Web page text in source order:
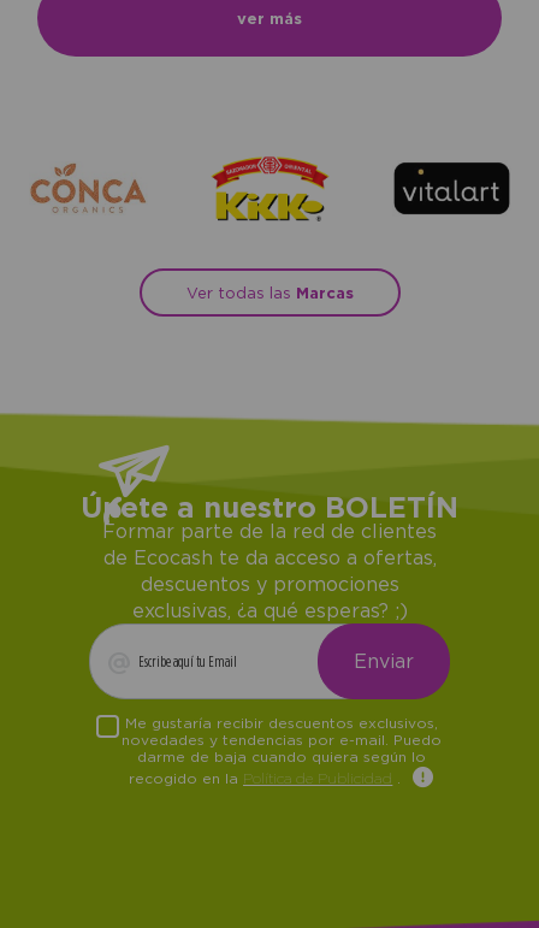
ver más
Ver todas las Marcas
Únete a nuestro BOLETÍN
Formar parte de la red de clientes
de Ecocash te da acceso a ofertas,
descuentos y promociones
exclusivas, ¿a qué esperas? ;)
Me gustaría recibir descuentos exclusivos,
novedades y tendencias por e-mail. Puedo
darme de baja cuando quiera según lo
recogido en la Política de Publicidad